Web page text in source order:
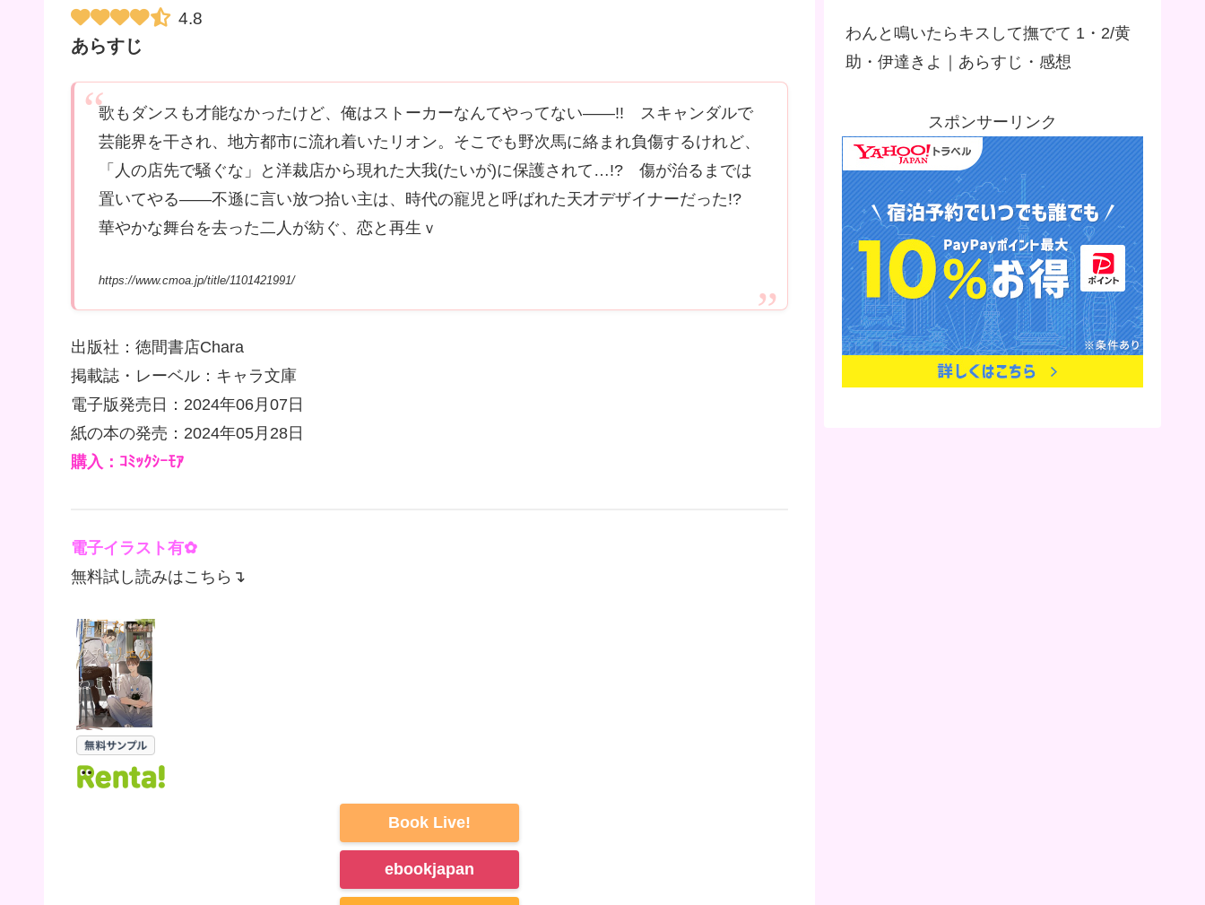
4.8
あらすじ
歌もダンスも才能なかったけど、俺はストーカーなんてやってない――!! スキャンダルで
芸能界を干され、地方都市に流れ着いたリオン。そこでも野次馬に絡まれ負傷するけれど、
「人の店先で騒ぐな」と洋裁店から現れた大我(たいが)に保護されて…!? 傷が治るまでは
置いてやる――不遜に言い放つ拾い主は、時代の寵児と呼ばれた天才デザイナーだった!?
華やかな舞台を去った二人が紡ぐ、恋と再生ｖ
https://www.cmoa.jp/title/1101421991/
出版社：徳間書店Chara
掲載誌・レーベル：キャラ文庫
電子版発売日：2024年06月07日
紙の本の発売：2024年05月28日
購入：ｺﾐｯｸｼｰﾓｱ
電子イラスト有✿
無料試し読みはこちら↴
Book Live!
ebookjapan
わんと鳴いたらキスして撫でて 1・2/黄
助・伊達きよ｜あらすじ・感想
スポンサーリンク